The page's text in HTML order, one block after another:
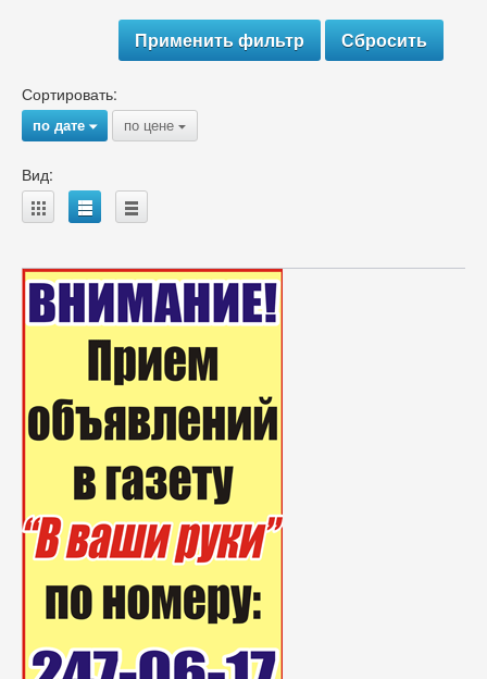
Сортировать:
по дате{ по цене {
Вид:
A B C